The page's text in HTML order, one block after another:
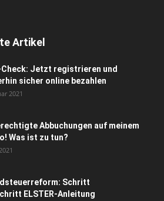
Artikel
Check: Jetzt registrieren und
sicher online bezahlen
2021
Abbuchungen auf meinem
Was ist zu tun?
Schritt
ELSTER-Anleitung